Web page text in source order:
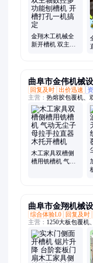
机、木线条包覆机、
金翔木工机械全
新开槽机 双主轴
曲阜市金伟机械
回复及时 出价迅速
主营： 热熔胶包覆机、
真空异型覆膜机、贴
机、四边切割锯、子母
集成墙板包覆机、压板
压机、木格栅包覆机
木工家具双槽侧
槽用铣槽机 气动
曲阜市金翔机械
综合体验L0
回复及时
主营： 1250大板包覆机
木门桌子侧面开槽机、
熔胶贴面机、套装门覆
压式防火门冷压机、木
涂胶覆膜机、棺材合缝